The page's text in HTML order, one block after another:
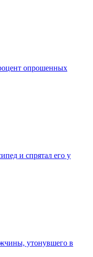
опрошенных
и спрятал его у
утонувшего в